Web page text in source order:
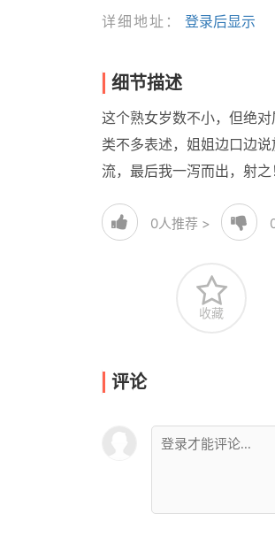
详细地址：
登录后显示
细节描述
这个熟女岁数不小，但绝
类不多表述，姐姐边口边
流，最后我一泻而出，射之
0人推荐 >
收藏
评论